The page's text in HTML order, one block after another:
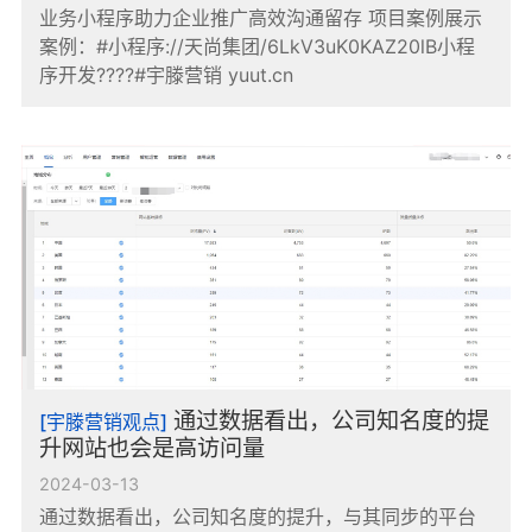
业务小程序助力企业推广高效沟通留存 项目案例展示
案例：#小程序://天尚集团/6LkV3uK0KAZ20lB小程
序开发????#宇滕营销 yuut.cn
[宇滕营销观点] 通过数据看出，公司知名度的提
升网站也会是高访问量
2024-03-13
通过数据看出，公司知名度的提升，与其同步的平台